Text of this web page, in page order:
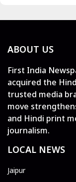
ABOUT US
First India
acquired the
trusted media
move
and Hindi print
journalism.
LOCAL NEWS
Jaipur